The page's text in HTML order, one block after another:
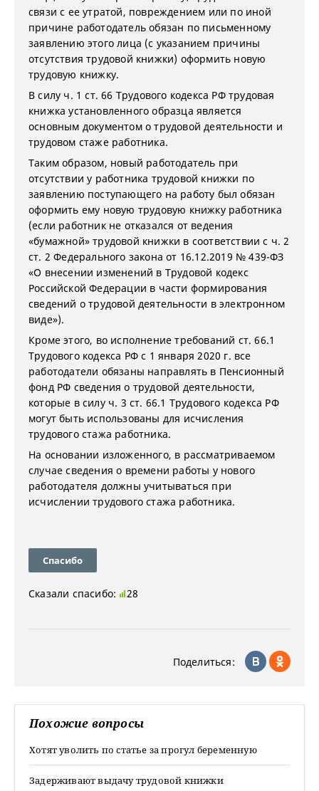
связи с ее утратой, повреждением или по иной
причине работодатель обязан по письменному
заявлению этого лица (с указанием причины
отсутствия трудовой книжки) оформить новую
трудовую книжку.
В силу ч. 1 ст. 66 Трудового кодекса РФ трудовая
книжка установленного образца является
основным документом о трудовой деятельности и
трудовом стаже работника.
Таким образом, новый работодатель при
отсутствии у работника трудовой книжки по
заявлению поступающего на работу был обязан
оформить ему новую трудовую книжку работника
(если работник не отказался от ведения
«бумажной» трудовой книжки в соответствии с ч. 2
ст. 2 Федерального закона от 16.12.2019 № 439-ФЗ
«О внесении изменений в Трудовой кодекс
Российской Федерации в части формирования
сведений о трудовой деятельности в электронном
виде»).
Кроме этого, во исполнение требований ст. 66.1
Трудового кодекса РФ с 1 января 2020 г. все
работодатели обязаны направлять в Пенсионный
фонд РФ сведения о трудовой деятельности,
которые в силу ч. 3 ст. 66.1 Трудового кодекса РФ
могут быть использованы для исчисления
трудового стажа работника.
На основании изложенного, в рассматриваемом
случае сведения о времени работы у нового
работодателя должны учитываться при
исчислении трудового стажа работника.
Спасибо
Сказали спасибо: 28
Поделиться:
Похожие вопросы
Хотят уволить по статье за прогул беременную
Задерживают выдачу трудовой книжки